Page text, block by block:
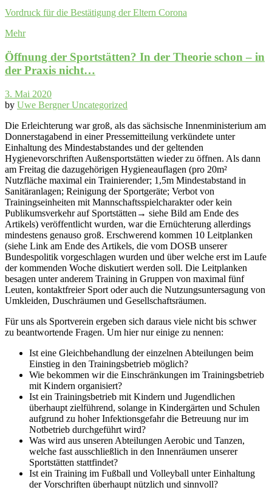
Vordruck für die Bestätigung der Eltern Corona
Mehr
Öffnung der Sportstätten? In der Theorie schon – in
der Praxis nicht…
3. Mai 2020
by Uwe BergnerUncategorized
Die Erleichterung war groß, als das sächsische Innenministerium am
Donnerstagabend in einer Pressemitteilung verkündete unter
Einhaltung des Mindestabstandes und der geltenden
Hygienevorschriften Außensportstätten wieder zu öffnen. Als dann
am Freitag die dazugehörigen Hygieneauflagen (pro 20m²
Nutzfläche maximal ein Trainierender; 1,5m Mindestabstand in
Sanitäranlagen; Reinigung der Sportgeräte; Verbot von
Trainingseinheiten mit Mannschaftsspielcharakter oder kein
Publikumsverkehr auf Sportstätten→ siehe Bild am Ende des
Artikels) veröffentlicht wurden, war die Ernüchterung allerdings
mindestens genauso groß. Erschwerend kommen 10 Leitplanken
(siehe Link am Ende des Artikels, die vom DOSB unserer
Bundespolitik vorgeschlagen wurden und über welche erst im Laufe
der kommenden Woche diskutiert werden soll. Die Leitplanken
besagen unter anderem Training in Gruppen von maximal fünf
Leuten, kontaktfreier Sport oder auch die Nutzungsuntersagung von
Umkleiden, Duschräumen und Gesellschaftsräumen.
Für uns als Sportverein ergeben sich daraus viele nicht bis schwer
zu beantwortende Fragen. Um hier nur einige zu nennen:
Ist eine Gleichbehandlung der einzelnen Abteilungen beim
Einstieg in den Trainingsbetrieb möglich?
Wie bekommen wir die Einschränkungen im Trainingsbetrieb
mit Kindern organisiert?
Ist ein Trainingsbetrieb mit Kindern und Jugendlichen
überhaupt zielführend, solange in Kindergärten und Schulen
aufgrund zu hoher Infektionsgefahr die Betreuung nur im
Notbetrieb durchgeführt wird?
Was wird aus unseren Abteilungen Aerobic und Tanzen,
welche fast ausschließlich in den Innenräumen unserer
Sportstätten stattfindet?
Ist ein Training im Fußball und Volleyball unter Einhaltung
der Vorschriften überhaupt nützlich und sinnvoll?